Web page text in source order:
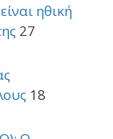
ηθική
27
18